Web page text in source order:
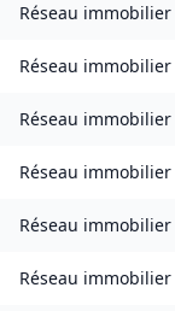
Réseau immobilier
Réseau immobilier
Réseau immobilier
Réseau immobilier
Réseau immobilier
Réseau immobilier